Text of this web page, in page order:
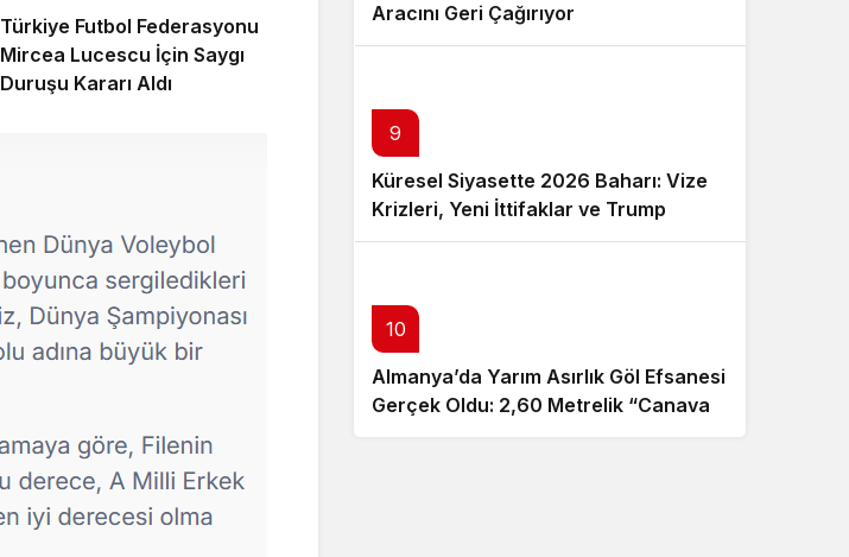
Türkiye Futbol Federasyonu
Mircea Lucescu İçin Saygı
Duruşu Kararı Aldı
Aracını Geri Çağırıyor
9
Küresel Siyasette 2026 Baharı: Vize
Krizleri, Yeni İttifaklar ve Trump
Tasarısı
10
Almanya’da Yarım Asırlık Göl Efsanesi
Gerçek Oldu: 2,60 Metrelik “Canavar”